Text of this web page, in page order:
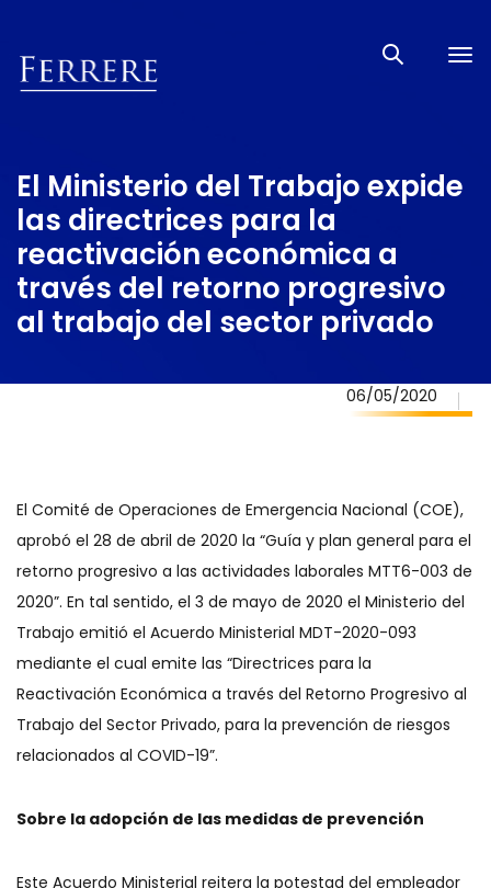
El Ministerio del Trabajo expide
las directrices para la
reactivación económica a
través del retorno progresivo
al trabajo del sector privado
06/05/2020
El Comité de Operaciones de Emergencia Nacional (COE),
aprobó el 28 de abril de 2020 la “Guía y plan general para el
retorno progresivo a las actividades laborales MTT6-003 de
2020”. En tal sentido, el 3 de mayo de 2020 el Ministerio del
Trabajo emitió el Acuerdo Ministerial MDT-2020-093
mediante el cual emite las “Directrices para la
Reactivación Económica a través del Retorno Progresivo al
Trabajo del Sector Privado, para la prevención de riesgos
relacionados al COVID-19”.
Sobre la adopción de las medidas de prevención
Este Acuerdo Ministerial reitera la potestad del empleador